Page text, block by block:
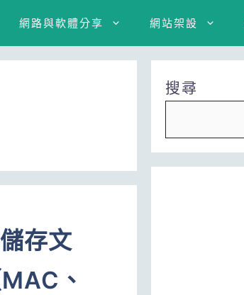
網路與軟體分享 網站架設
存文
、
搜尋